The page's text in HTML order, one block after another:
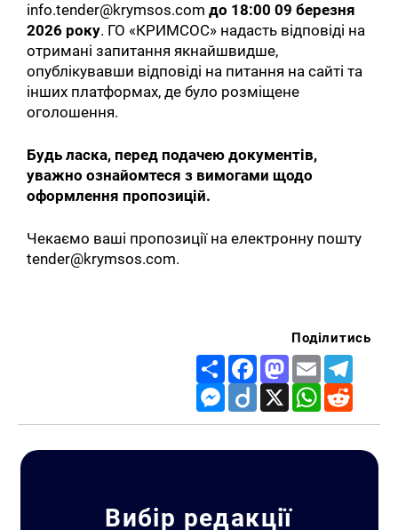
info.tender@krymsos.comдо 18:00 09 березня
2026 року. ГО «КРИМСОС» надасть відповіді на
отримані запитання якнайшвидше,
опублікувавши відповіді на питання на сайті та
інших платформах, де було розміщене
оголошення.
Будь ласка, перед подачею документів,
уважно ознайомтеся з вимогами щодо
оформлення пропозицій.
Чекаємо ваші пропозиції на електронну пошту
tender@krymsos.com.
Поділитись
Share FacebookMastodon
Email
Messenger
Diigo X WhatsApp
Вибір редакції